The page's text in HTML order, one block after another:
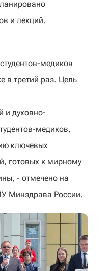
и лекций.
медиков
в третий раз. Цель
и духовно-
медиков,
ключевых
готовых к мирному
- отмечено на
Минздрава России.